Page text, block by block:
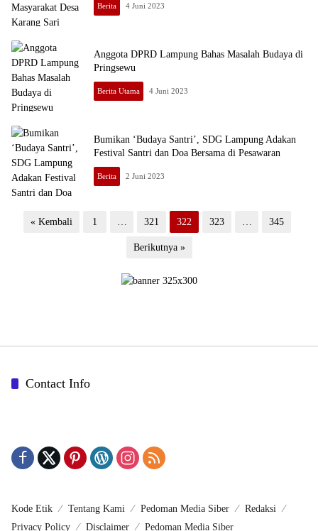
Berita 4 Juni 2023
Anggota DPRD Lampung Bahas Masalah Budaya di
Pringsewu
Berita Utama 4 Juni 2023
Bumikan ‘Budaya Santri’, SDG Lampung Adakan
Festival Santri dan Doa Bersama di Pesawaran
Berita 2 Juni 2023
Paginasi
« Kembali 1 … 321 322 323 … 345
Berikutnya »
Contact Info
Kode Etik Tentang Kami Pedoman Media Siber
Redaksi
Privacy Policy
Disclaimer Pedoman Media Siber